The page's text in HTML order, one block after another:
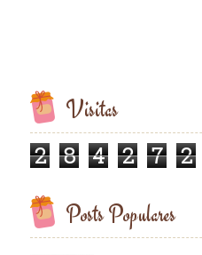
Visitas
2 8 4 2 7 2
Posts Populares